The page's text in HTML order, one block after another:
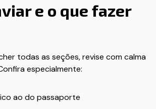
e o que fazer
todas as seções, revise com calma
especialmente:
ao do passaporte